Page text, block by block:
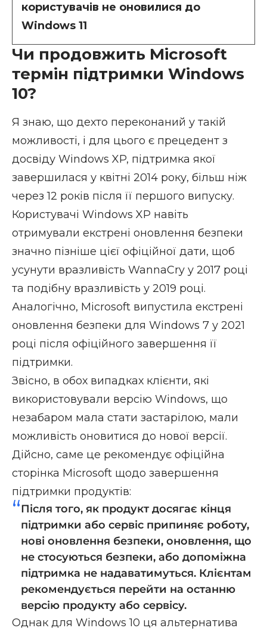
користувачів не оновилися до
Windows 11
Чи продовжить Microsoft
термін підтримки Windows
10?
Я знаю, що дехто переконаний у такій
можливості, і для цього є прецедент з
досвіду Windows XP, підтримка якої
завершилася у квітні 2014 року, більш ніж
через 12 років після її першого випуску.
Користувачі Windows XP навіть
отримували екстрені оновлення безпеки
значно пізніше цієї офіційної дати, щоб
усунути вразливість WannaCry у 2017 році
та подібну вразливість у 2019 році.
Аналогічно, Microsoft випустила екстрені
оновлення безпеки для Windows 7 у 2021
році після офіційного завершення її
підтримки.
Звісно, в обох випадках клієнти, які
використовували версію Windows, що
незабаром мала стати застарілою, мали
можливість оновитися до нової версії.
Дійсно, саме це рекомендує офіційна
сторінка Microsoft щодо завершення
підтримки продуктів:
Після того, як продукт досягає кінця
підтримки або сервіс припиняє роботу,
нові оновлення безпеки, оновлення, що
не стосуються безпеки, або допоміжна
підтримка не надаватимуться. Клієнтам
рекомендується перейти на останню
версію продукту або сервісу.
Однак для Windows 10 ця альтернатива